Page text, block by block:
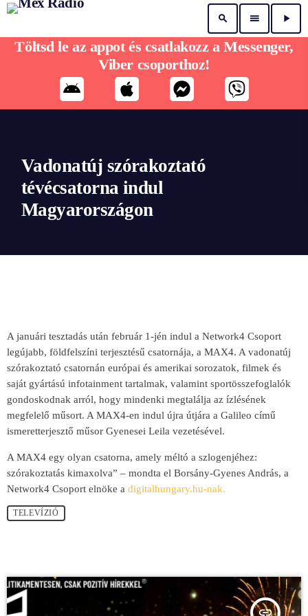
search menu play_arrow
Vadonatúj szórakoztató
tévécsatorna indul
Magyarországon
A januári tesztadás után február 1-jén indul a Network4 Csoport
legújabb, földfelszíni terjesztésű csatornája, a MAX4. A vadonatúj
szórakoztató csatornán európai és amerikai sorozatok, filmek és
saját gyártású infotainment tartalmak, valamint sportösszefoglalók
gondoskodnak arról, hogy mindenki megtalálja az ízlésének
megfelelő műsort. A MAX4-en indul újra útjára a Galileo című
ismeretterjesztő műsor Gyenesei Leila vezetésével.
A MAX4 egy olyan csatorna, amely méltó a szlogenjéhez:
szórakoztatás kimaxolva” – mondta el Borsány-Gyenes András, a
Network4 Csoport elnöke a digitalhungary.hu-nak.
TELEVÍZIÓ
insert_link
Töltsd le az appot és csatlakozz a Messenger,
Viber csoporthoz!